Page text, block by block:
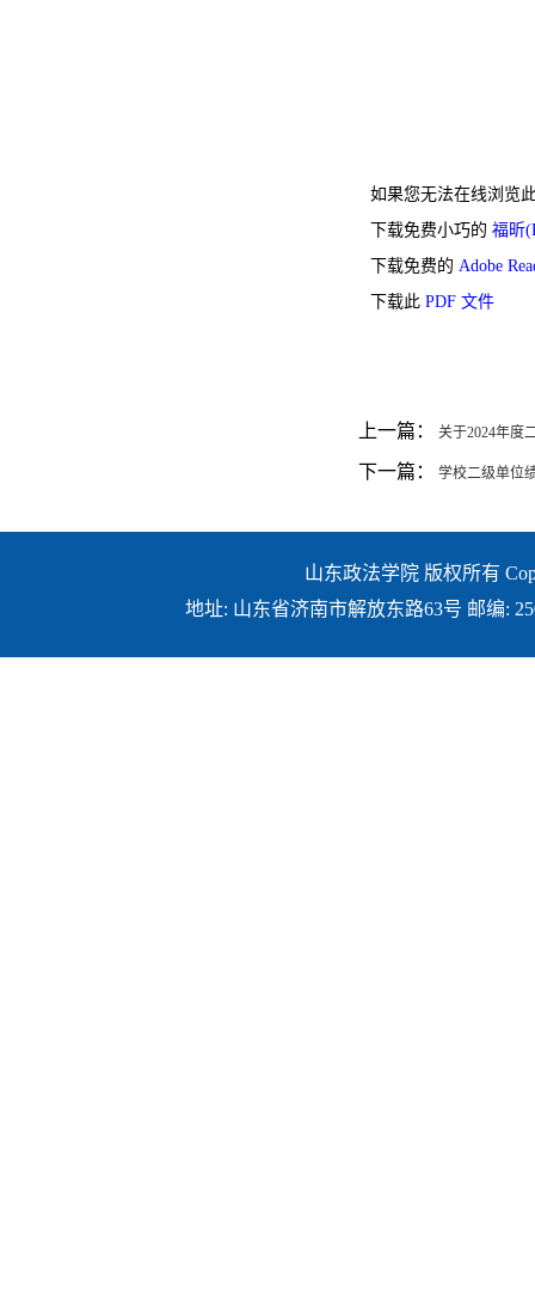
如果您无法在线浏览
下载免费小巧的 福昕
下载免费的 Adobe
下载此 PDF 文件
上一篇： 关于2024年度
下一篇： 学校二级单位
山东政法学院 版权所有
地址: 山东省济南市解放东路63号 邮编: